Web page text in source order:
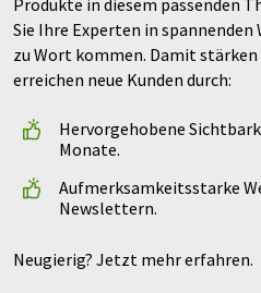
Produkte in diesem passenden
Sie Ihre Experten in
zu Wort kommen. Damit
erreichen neue Kunden durch:
Hervorgehobene
Monate.
Aufmerksamkeitsstarke
Newslettern.
Neugierig? Jetzt mehr erfahren.